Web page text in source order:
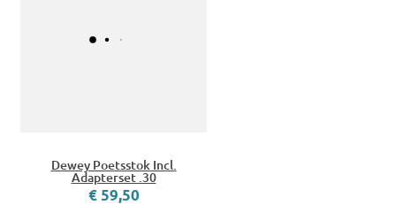
Dewey Poetsstok Incl.
Adapterset .30
€ 59,50